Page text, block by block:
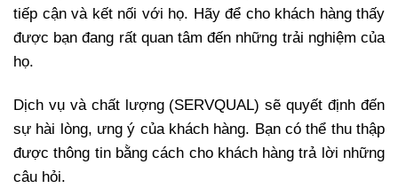
tiếp cận và kết nối với họ. Hãy để cho khách hàng thấy
được bạn đang rất quan tâm đến những trải nghiệm của
họ.
Dịch vụ và chất lượng (SERVQUAL) sẽ quyết định đến
sự hài lòng, ưng ý của khách hàng. Bạn có thể thu thập
được thông tin bằng cách cho khách hàng trả lời những
câu hỏi.